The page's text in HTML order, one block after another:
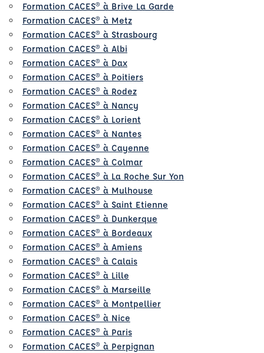
Formation CACES® à Brive La Garde
Formation CACES® à Metz
Formation CACES® à Strasbourg
Formation CACES® à Albi
Formation CACES® à Dax
Formation CACES® à Poitiers
Formation CACES® à Rodez
Formation CACES® à Nancy
Formation CACES® à Lorient
Formation CACES® à Nantes
Formation CACES® à Cayenne
Formation CACES® à Colmar
Formation CACES® à La Roche Sur Yon
Formation CACES® à Mulhouse
Formation CACES® à Saint Etienne
Formation CACES® à Dunkerque
Formation CACES® à Bordeaux
Formation CACES® à Amiens
Formation CACES® à Calais
Formation CACES® à Lille
Formation CACES® à Marseille
Formation CACES® à Montpellier
Formation CACES® à Nice
Formation CACES® à Paris
Formation CACES® à Perpignan